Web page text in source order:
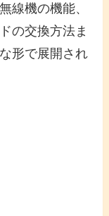
線機の機能、
の交換方法ま
形で展開され